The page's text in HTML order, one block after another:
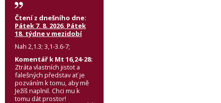
Čtení z dnešního dne:
Pátek 7. 8. 2026, Pátek
18. týdne v mezidobí
Nah 2,1.3; 3,1-3.6-7;
Komentář k Mt 16,24-28:
Ztráta vlastních jistot a
falešných představ ať je
pozváním k tomu, aby mě
Ježíš naplnil. Chci mu k
tomu dát prostor!